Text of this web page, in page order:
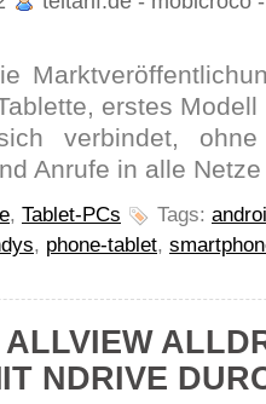
erstes
verbindet,
Anrufe in alle
, Tablet-PCs Tags:
, phone-tablet,
NDRIVE